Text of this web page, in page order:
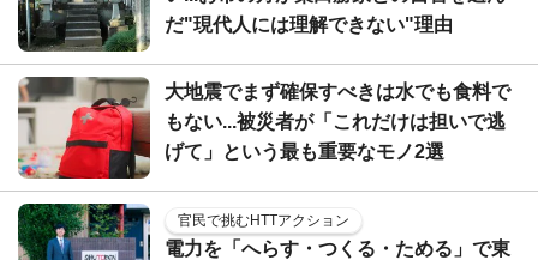
だ"現代人には理解できない"理由
大地震でまず確保すべきは水でも食料で
もない...被災者が「これだけは担いで逃
げて」という最も重要なモノ2選
官民で挑むHTTアクション
電力を「へらす・つくる・ためる」で東